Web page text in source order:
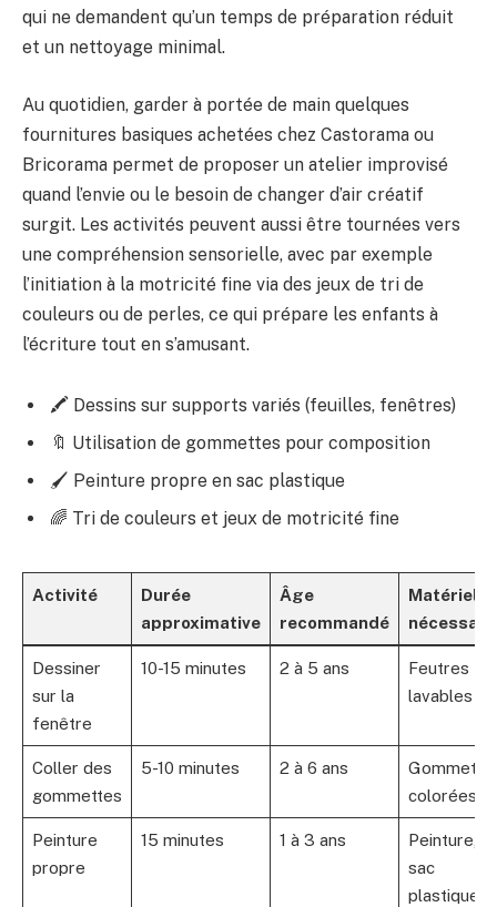
qui ne demandent qu’un temps de préparation réduit
et un nettoyage minimal.
Au quotidien, garder à portée de main quelques
fournitures basiques achetées chez Castorama ou
Bricorama permet de proposer un atelier improvisé
quand l’envie ou le besoin de changer d’air créatif
surgit. Les activités peuvent aussi être tournées vers
une compréhension sensorielle, avec par exemple
l’initiation à la motricité fine via des jeux de tri de
couleurs ou de perles, ce qui prépare les enfants à
l’écriture tout en s’amusant.
🖍️ Dessins sur supports variés (feuilles, fenêtres)
🔖 Utilisation de gommettes pour composition
🖌️ Peinture propre en sac plastique
🌈 Tri de couleurs et jeux de motricité fine
Activité
Durée
approximative
Âge
recommandé
Matériel
Dessiner
sur la
fenêtre
10-15 minutes 2 à 5 ans
Feutres
lavables
Coller des
gommettes
5-10 minutes 2 à 6 ans
colorées
Peinture
propre
15 minutes 1 à 3 ans
Peinture,
sac
plastique